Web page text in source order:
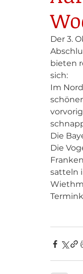
Der 3.
bieten
sich:
Im
Die
Die
satteln